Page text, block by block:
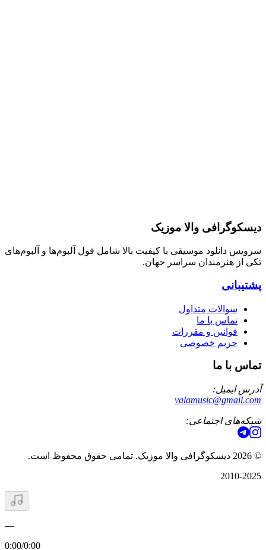
دیسکوگرافی والا موزیک
سرویس دانلود موسیقی با کیفیت بالا شامل فول آلبوم‌ها و آلبوم‌های
تکی از هنرمندان سراسر جهان.
پشتیبانی
سوالات متداول
تماس با ما
قوانین و مقررات
حریم خصوصی
تماس با ما
آدرس ایمیل:
valamusic@gmail.com
شبکه‌های اجتماعی:
©
2026 دیسکوگرافی والا موزیک. تمامی حقوق محفوظ است.
2010-2025
—
0:00/0:00